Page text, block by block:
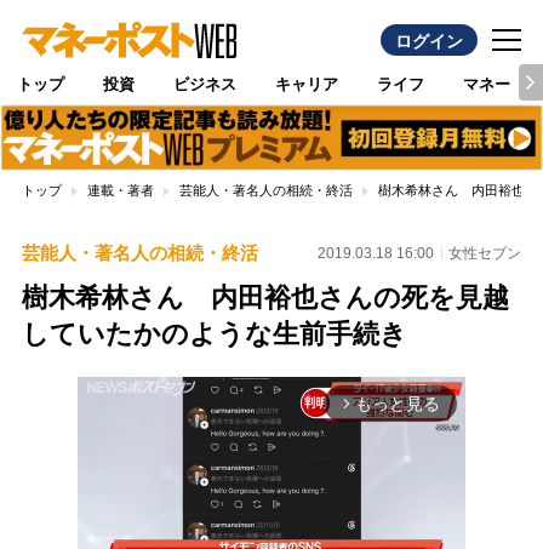
ログイン
トップ 投資 ビジネス キャリア ライフ マネー
トップ 連載・著者 芸能人・著名人の相続・終活 樹木希林さん 内田裕也さ
芸能人・著名人の相続・終活 2019.03.18 16:00 女性セブン
樹木希林さん 内田裕也さんの死を見越
していたかのような生前手続き
arrow_forward_ios もっと見る